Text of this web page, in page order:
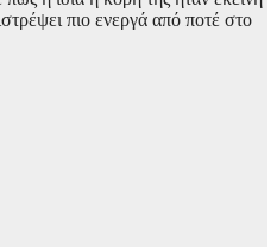
πιο ενεργά από ποτέ στο